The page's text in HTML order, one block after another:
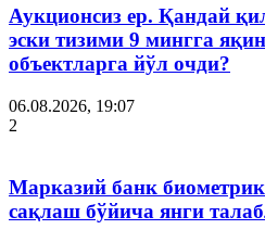
Аукционсиз ер. Қандай
эски тизими 9 мингга
объектларга йўл очди?
06.08.2026, 19:07
2
Марказий банк
сақлаш бўйича янги